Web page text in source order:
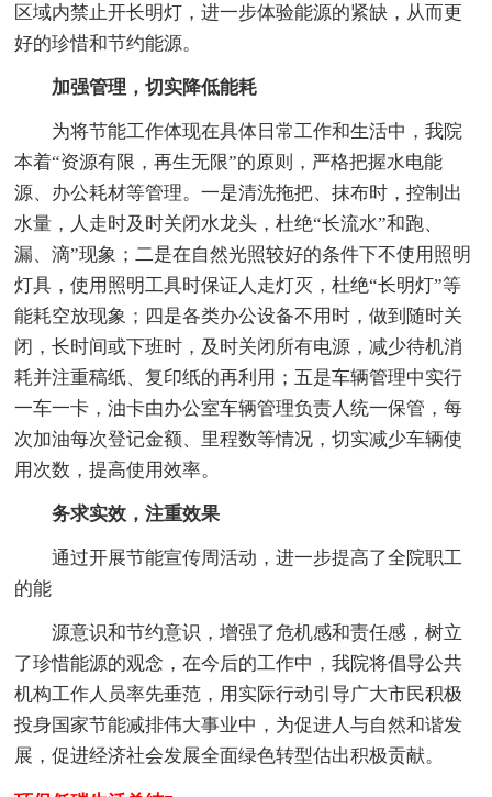
区域内禁止开长明灯，进一步体验能源的紧缺，从而更
好的珍惜和节约能源。
加强管理，切实降低能耗
为将节能工作体现在具体日常工作和生活中，我院
本着“资源有限，再生无限”的原则，严格把握水电能
源、办公耗材等管理。一是清洗拖把、抹布时，控制出
水量，人走时及时关闭水龙头，杜绝“长流水”和跑、
漏、滴”现象；二是在自然光照较好的条件下不使用照明
灯具，使用照明工具时保证人走灯灭，杜绝“长明灯”等
能耗空放现象；四是各类办公设备不用时，做到随时关
闭，长时间或下班时，及时关闭所有电源，减少待机消
耗并注重稿纸、复印纸的再利用；五是车辆管理中实行
一车一卡，油卡由办公室车辆管理负责人统一保管，每
次加油每次登记金额、里程数等情况，切实减少车辆使
用次数，提高使用效率。
务求实效，注重效果
通过开展节能宣传周活动，进一步提高了全院职工
的能
源意识和节约意识，增强了危机感和责任感，树立
了珍惜能源的观念，在今后的工作中，我院将倡导公共
机构工作人员率先垂范，用实际行动引导广大市民积极
投身国家节能减排伟大事业中，为促进人与自然和谐发
展，促进经济社会发展全面绿色转型估出积极贡献。